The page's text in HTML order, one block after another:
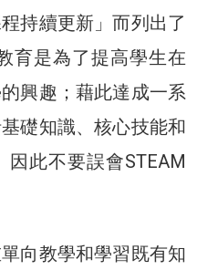
持續更新」而列出了
育是為了提高學生在
興趣；藉此達成一系
礎知識、核心技能和
此不要誤會STEAM
向教學和學習既有知